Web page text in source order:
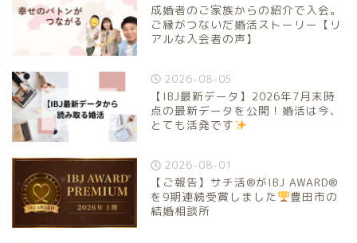
成婚者のご家族からの紹介で入会。
ご縁がつないだ婚活ストーリー【リ
アルな入会者の声】
2026-08-05
【IBJ最新データ】2026年7月末時
点の最新データを公開！婚活は今、
とても活発です
2026-08-01
【ご報告】サチ活®がIBJ AWARD®
を9期連続受賞しました
豊田市の
結婚相談所